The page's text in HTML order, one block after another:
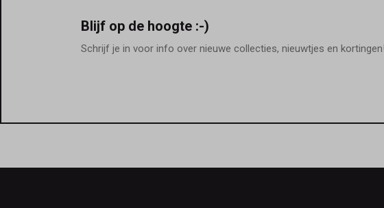
Blijf op de hoogte :-)
Schrijf je in voor info over nieuwe collecties, nieuwtjes en kortingen!